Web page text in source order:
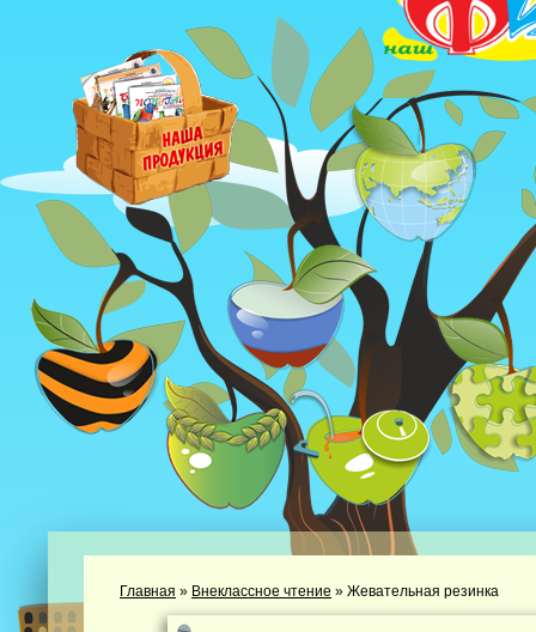
Главная » Внеклассное чтение » Жевательная резинка